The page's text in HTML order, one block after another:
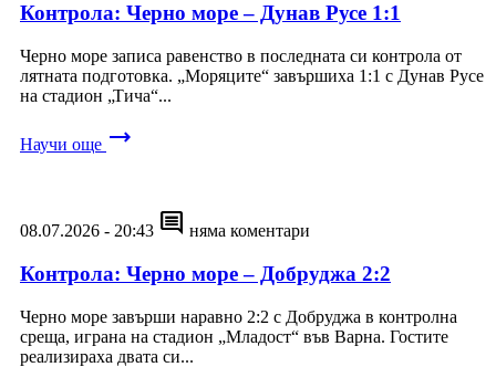
Контрола: Черно море – Дунав Русе 1:1
Черно море записа равенство в последната си контрола от
лятната подготовка. „Моряците“ завършиха 1:1 с Дунав Русе
на стадион „Тича“...
Научи още trending_flat
08.07.2026 - 20:43 comment няма коментари
Контрола: Черно море – Добруджа 2:2
Черно море завърши наравно 2:2 с Добруджа в контролна
среща, играна на стадион „Младост“ във Варна. Гостите
реализираха двата си...